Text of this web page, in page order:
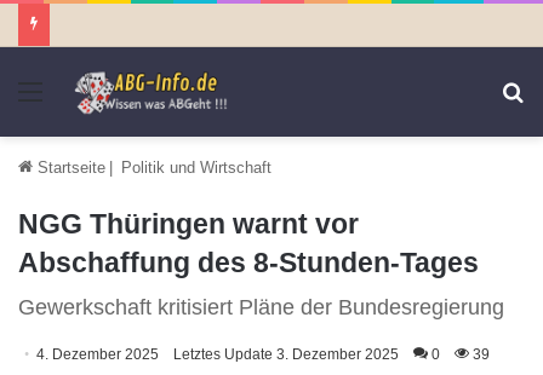
Menü
Startseite | Politik und Wirtschaft
NGG Thüringen warnt vor
Abschaffung des 8-Stunden-Tages
Gewerkschaft kritisiert Pläne der Bundesregierung
4. Dezember 2025 Letztes Update 3. Dezember 2025 0 39